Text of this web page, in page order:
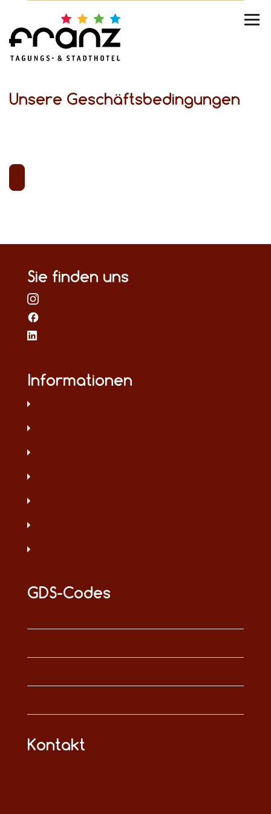
Unsere Geschäftsbedingungen
Sie finden uns
Informationen
GDS-Codes
Kontakt